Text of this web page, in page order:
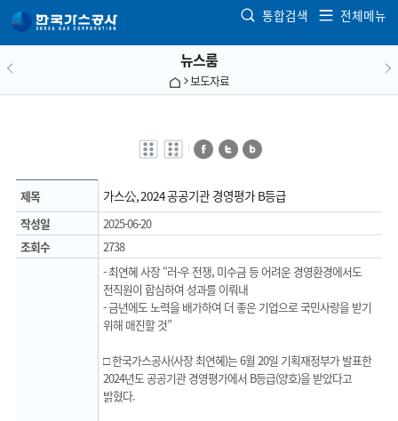
통합검색 전체메뉴
뉴스룸
보도자료
전자점자
바로보기
전자점자
다운로드
페이스북트위터블로그
제목 가스公, 2024 공공기관 경영평가 B등급
작성일
2025-06-20
조회수
2738
- 최연혜 사장 “러-우 전쟁, 미수금 등 어려운 경영환경에서도
전직원이 합심하여 성과를 이뤄내
- 금년에도 노력을 배가하여 더 좋은 기업으로 국민사랑을 받기
위해 매진할 것”
□ 한국가스공사(사장 최연혜)는 6월 20일 기획재정부가 발표한
2024년도 공공기관 경영평가에서 B등급(양호)을 받았다고
밝혔다.